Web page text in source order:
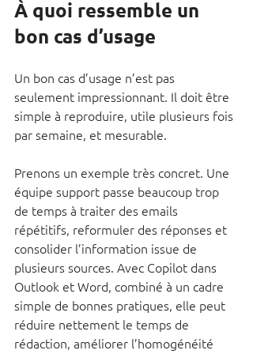
À quoi ressemble un
bon cas d’usage
Un bon cas d’usage n’est pas
seulement impressionnant. Il doit être
simple à reproduire, utile plusieurs fois
par semaine, et mesurable.
Prenons un exemple très concret. Une
équipe support passe beaucoup trop
de temps à traiter des emails
répétitifs, reformuler des réponses et
consolider l’information issue de
plusieurs sources. Avec Copilot dans
Outlook et Word, combiné à un cadre
simple de bonnes pratiques, elle peut
réduire nettement le temps de
rédaction, améliorer l’homogénéité